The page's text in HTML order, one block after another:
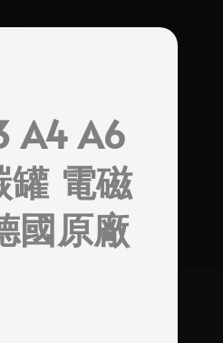
A4 A6
罐 電磁
國原廠